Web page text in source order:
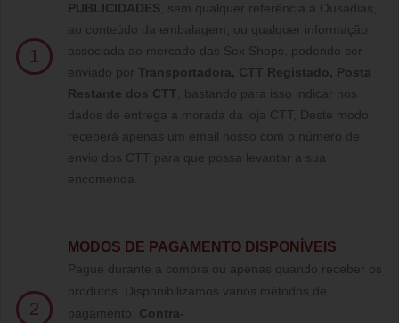
1
PUBLICIDADES , sem qualquer referência à Ousadias,
ao conteúdo da embalagem, ou qualquer informação
associada ao mercado das Sex Shops, podendo ser
enviado por Transportadora, CTT Registado, Posta
Restante dos CTT , bastando para isso indicar nos
dados de entrega a morada da loja CTT, Deste modo
receberá apenas um email nosso com o número de
envio dos CTT para que possa levantar a sua
encomenda.
2
MODOS DE PAGAMENTO DISPONÍVEIS
Pague durante a compra ou apenas quando receber os
produtos. Disponibilizamos varios métodos de
pagamento; Contra-